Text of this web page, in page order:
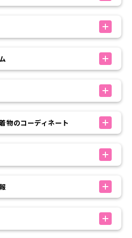
物のコーディネート